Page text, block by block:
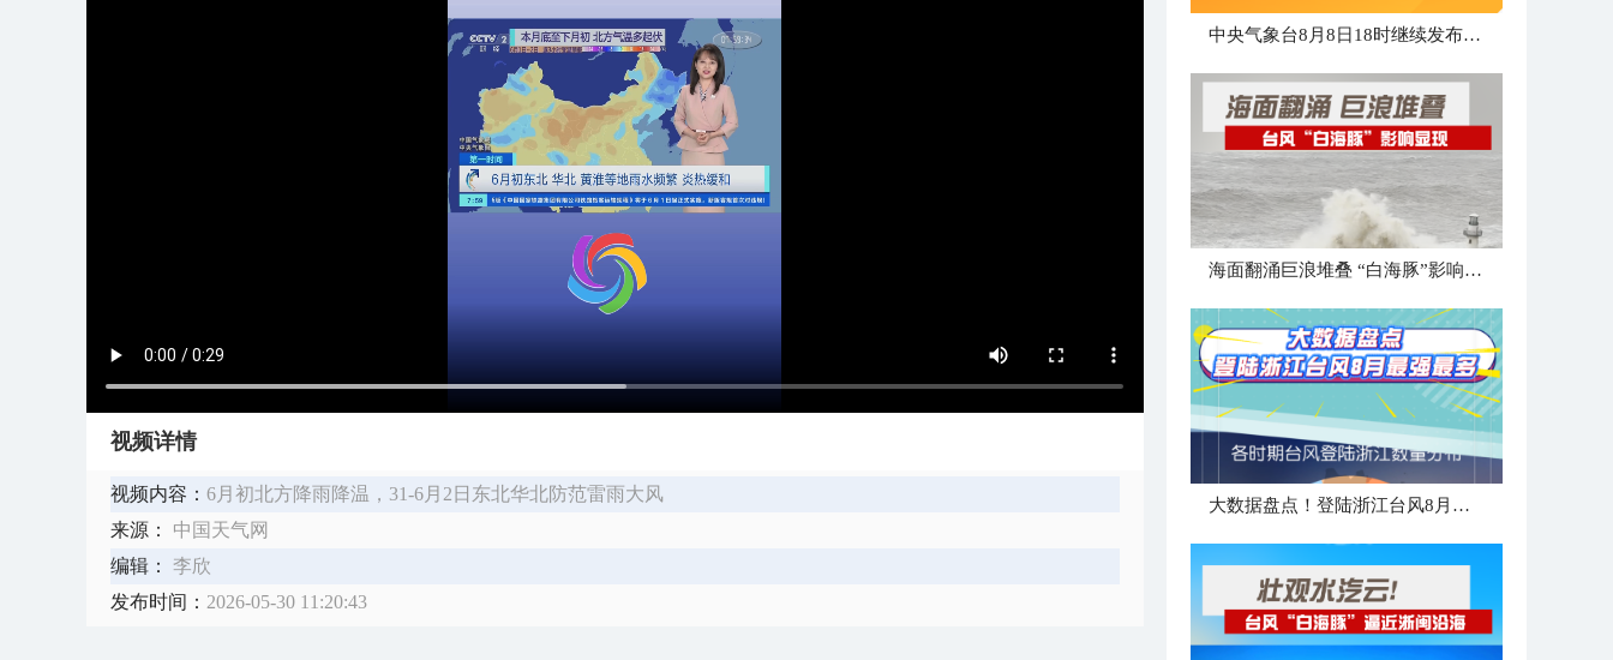
视频详情
视频内容： 6月初北方降雨降温，31-6月2日东北华北防范雷雨大风
来源：
中国天气网
编辑：
李欣
发布时间： 2026-05-30 11:20:43
中央气象台8月8日18时继续发布台风橙色预警
海面翻涌巨浪堆叠 “白海豚”影响显现
大数据盘点！登陆浙江台风8月最强最多